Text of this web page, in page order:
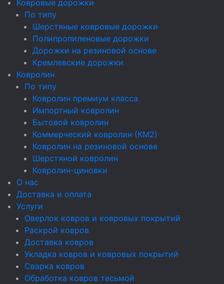
Ковровые дорожки
По типу
Шерстяные ковровые дорожки
Полипропиленовые дорожки
Дорожки на резиновой основе
Кремлевские дорожки
Ковролин
По типу
Ковролин премиум класса
Импортный ковролин
Бытовой ковролин
Коммерческий ковролин (КМ2)
Ковролин на резиновой основе
Шерстяной ковролин
Ковролин-циновки
О нас
Доставка и оплата
Услуги
Оверлок ковров и ковровых покрытий
Раскрой ковров
Доставка ковров
Укладка ковров и ковровых покрытий
Сварка ковров
Обработка ковров тесьмой